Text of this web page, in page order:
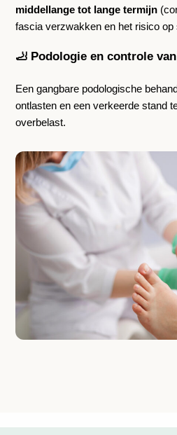
middellange tot lange termijn
fascia verzwakken en het risico op
🦶 Podologie en controle
Een gangbare podologische
ontlasten en een verkeerde stand
overbelast.